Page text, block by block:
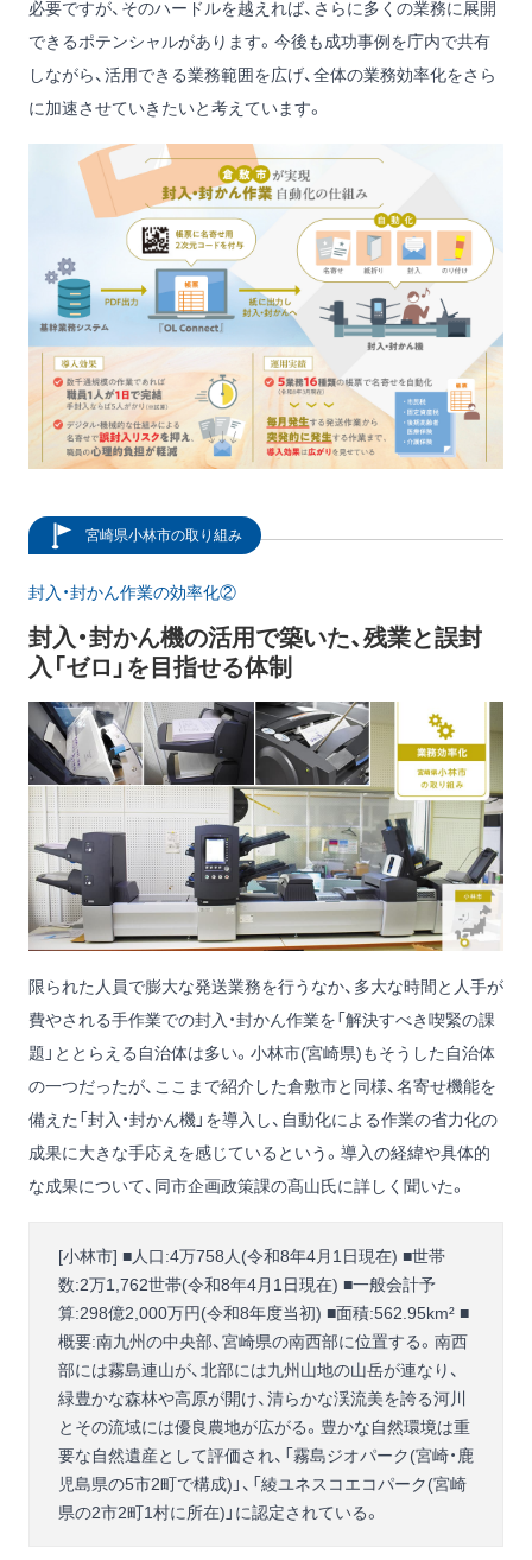
必要ですが、そのハードルを越えれば、さらに多くの業務に展開
できるポテンシャルがあります。今後も成功事例を庁内で共有
しながら、活用できる業務範囲を広げ、全体の業務効率化をさら
に加速させていきたいと考えています。
宮崎県小林市の取り組み
封入・封かん作業の効率化②
封入・封かん機の活用で築いた、残業と誤封
入「ゼロ」を目指せる体制
限られた人員で膨大な発送業務を行うなか、多大な時間と人手が
費やされる手作業での封入・封かん作業を「解決すべき喫緊の課
題」ととらえる自治体は多い。小林市(宮崎県)もそうした自治体
の一つだったが、ここまで紹介した倉敷市と同様、名寄せ機能を
備えた「封入・封かん機」を導入し、自動化による作業の省力化の
成果に大きな手応えを感じているという。導入の経緯や具体的
な成果について、同市企画政策課の髙山氏に詳しく聞いた。
[小林市] ■人口:4万758人(令和8年4月1日現在) ■世帯
数:2万1,762世帯(令和8年4月1日現在) ■一般会計予
算:298億2,000万円(令和8年度当初) ■面積:562.95km² ■
概要:南九州の中央部、宮崎県の南西部に位置する。南西
部には霧島連山が、北部には九州山地の山岳が連なり、
緑豊かな森林や高原が開け、清らかな渓流美を誇る河川
とその流域には優良農地が広がる。豊かな自然環境は重
要な自然遺産として評価され、「霧島ジオパーク(宮崎・鹿
児島県の5市2町で構成)」、「綾ユネスコエコパーク(宮崎
県の2市2町1村に所在)」に認定されている。